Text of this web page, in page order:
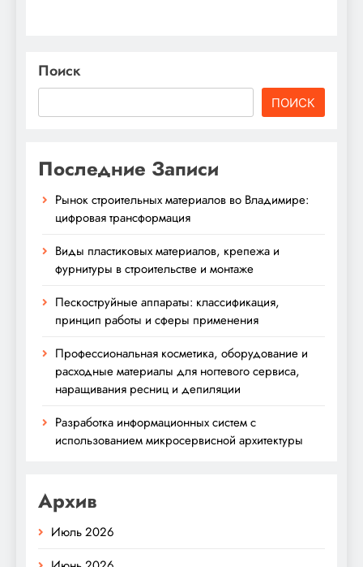
Поиск
ПОИСК
Последние Записи
Рынок строительных материалов во Владимире:
цифровая трансформация
Виды пластиковых материалов, крепежа и
фурнитуры в строительстве и монтаже
Пескоструйные аппараты: классификация,
принцип работы и сферы применения
Профессиональная косметика, оборудование и
расходные материалы для ногтевого сервиса,
наращивания ресниц и депиляции
Разработка информационных систем с
использованием микросервисной архитектуры
Архив
Июль 2026